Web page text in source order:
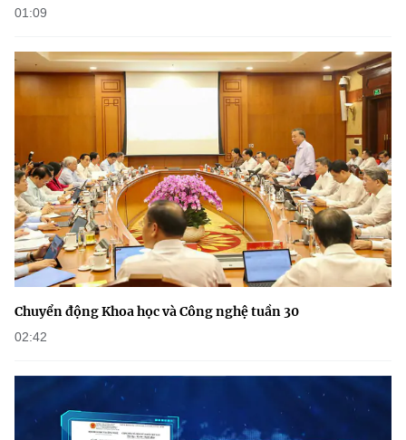
01:09
Chuyển động Khoa học và Công nghệ tuần 30
02:42